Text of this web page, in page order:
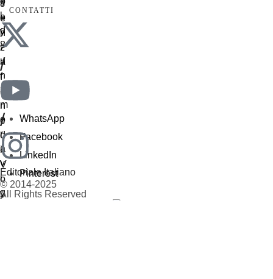
CONTATTI
/
/
Editoriale Italiano
© 2014-2025
All Rights Reserved
WhatsApp
Facebook
LinkedIn
Pinterest